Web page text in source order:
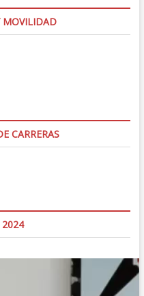
MOVILIDAD
CARRERAS
2024